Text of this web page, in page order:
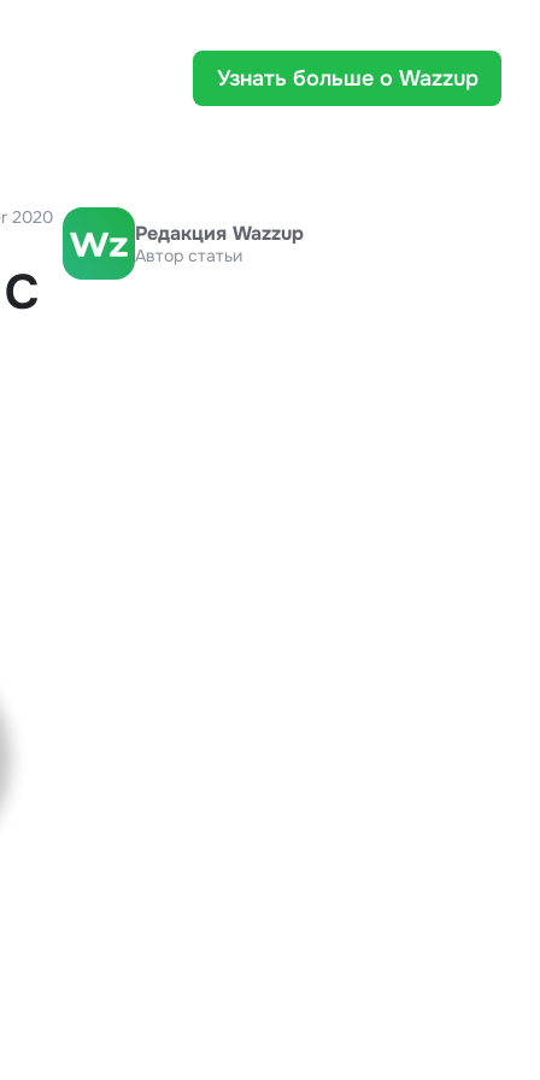
Узнать больше о Wazzup
2020
Редакция Wazzup
Автор статьи